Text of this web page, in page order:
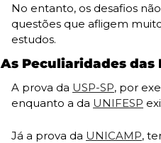
No entanto, os desafios
questões que afligem
estudos.
As Peculiaridades das
A prova da USP-SP, por
enquanto a da UNIFESP
Já a prova da UNICAMP,